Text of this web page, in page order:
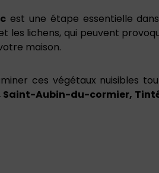
est une étape essentielle
lichens, qui peuvent
maison.
ces végétaux nuisibles
Aubin-du-cormier,